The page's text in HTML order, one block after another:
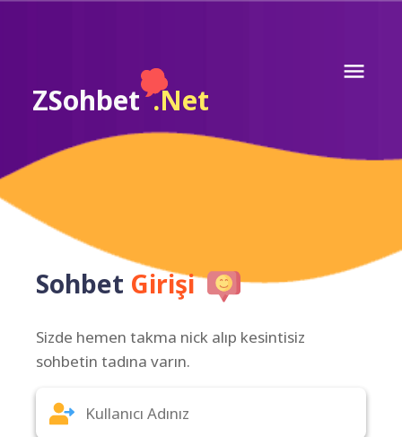
ZSohbet .Net
Sohbet Girişi
Sizde hemen takma nick alıp kesintisiz
sohbetin tadına varın.